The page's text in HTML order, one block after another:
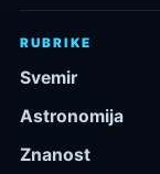
RUBRIKE
Svemir
Astronomija
Znanost